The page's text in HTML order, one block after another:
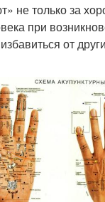
не только за
при
от